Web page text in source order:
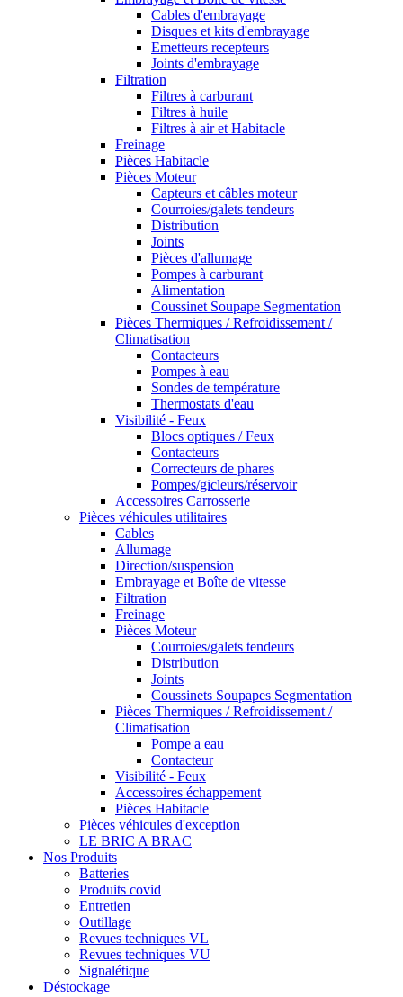
Cables d'embrayage
Disques et kits d'embrayage
Emetteurs recepteurs
Joints d'embrayage
Filtration
Filtres à carburant
Filtres à huile
Filtres à air et Habitacle
Freinage
Pièces Habitacle
Pièces Moteur
Capteurs et câbles moteur
Courroies/galets tendeurs
Distribution
Joints
Pièces d'allumage
Pompes à carburant
Alimentation
Coussinet Soupape Segmentation
Pièces Thermiques / Refroidissement /
Climatisation
Contacteurs
Pompes à eau
Sondes de température
Thermostats d'eau
Visibilité - Feux
Blocs optiques / Feux
Contacteurs
Correcteurs de phares
Pompes/gicleurs/réservoir
Accessoires Carrosserie
Pièces véhicules utilitaires
Cables
Allumage
Direction/suspension
Embrayage et Boîte de vitesse
Filtration
Freinage
Pièces Moteur
Courroies/galets tendeurs
Distribution
Joints
Coussinets Soupapes Segmentation
Pièces Thermiques / Refroidissement /
Climatisation
Pompe a eau
Contacteur
Visibilité - Feux
Accessoires échappement
Pièces Habitacle
Pièces véhicules d'exception
LE BRIC A BRAC
Nos Produits
Batteries
Produits covid
Entretien
Outillage
Revues techniques VL
Revues techniques VU
Signalétique
Déstockage